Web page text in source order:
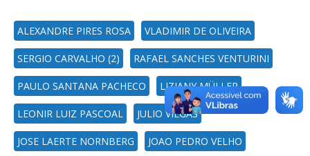
ALEXANDRE PIRES ROSA VLADIMIR DE OLIVEIRA
SERGIO CARVALHO (2) RAFAEL SANCHES VENTURINI
PAULO SANTANA PACHECO LIZIANY MÜLLER
LEONIR LUIZ PASCOAL JULIO VIEGAS
JOSE LAERTE NORNBERG JOAO PEDRO VELHO